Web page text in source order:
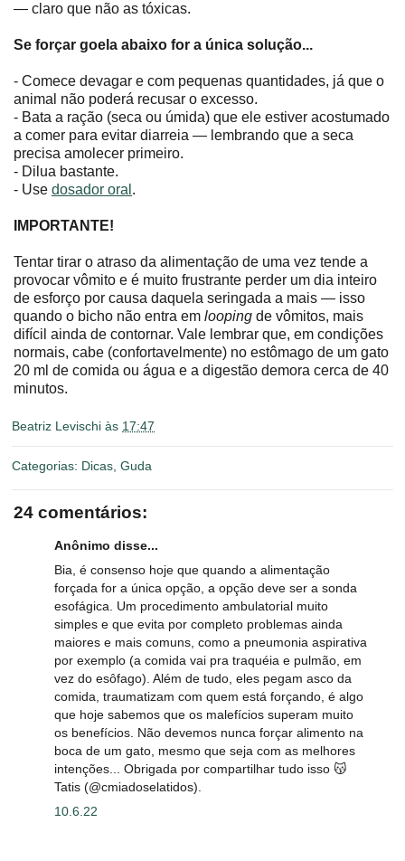
— claro que não as tóxicas.
Se forçar goela abaixo for a única solução...
- Comece devagar e com pequenas quantidades, já que o
animal não poderá recusar o excesso.
- Bata a ração (seca ou úmida) que ele estiver acostumado
a comer para evitar diarreia — lembrando que a seca
precisa amolecer primeiro.
- Dilua bastante.
- Use dosador oral .
IMPORTANTE!
Tentar tirar o atraso da alimentação de uma vez tende a
provocar vômito e é muito frustrante perder um dia inteiro
de esforço por causa daquela seringada a mais — isso
quando o bicho não entra em looping de vômitos, mais
difícil ainda de contornar. Vale lembrar que, em condições
normais, cabe (confortavelmente) no estômago de um gato
20 ml de comida ou água e a digestão demora cerca de 40
minutos.
Beatriz Levischi às 17:47
Categorias: Dicas, Guda
24 comentários:
Anônimo disse...
Bia, é consenso hoje que quando a alimentação
forçada for a única opção, a opção deve ser a sonda
esofágica. Um procedimento ambulatorial muito
simples e que evita por completo problemas ainda
maiores e mais comuns, como a pneumonia aspirativa
por exemplo (a comida vai pra traquéia e pulmão, em
vez do esôfago). Além de tudo, eles pegam asco da
comida, traumatizam com quem está forçando, é algo
que hoje sabemos que os malefícios superam muito
os benefícios. Não devemos nunca forçar alimento na
boca de um gato, mesmo que seja com as melhores
intenções... Obrigada por compartilhar tudo isso 😽
Tatis (@cmiadoselatidos).
10.6.22